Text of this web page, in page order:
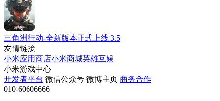
三角洲行动-全新版本正式上线 3.5
友情链接
小米应用商店小米商城英雄互娱
小米游戏中心
开发者平台 微信公众号 微博主页 商务合作
010-60606666